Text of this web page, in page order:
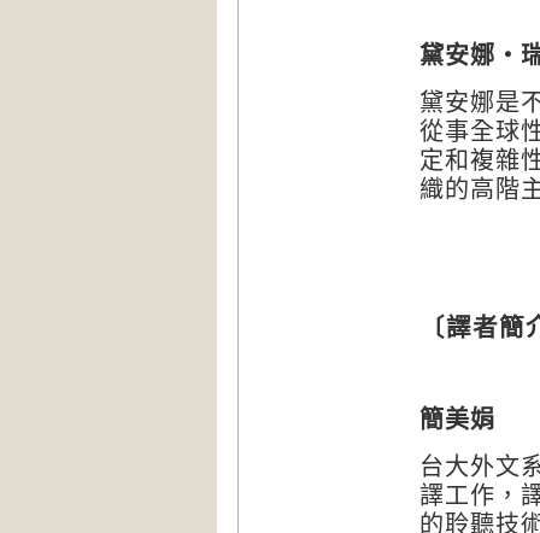
黛安娜・
黛安娜是
從事全球
定和複雜
織的高階
〔譯者簡
簡美娟
台大外文
譯工作，
的聆聽技